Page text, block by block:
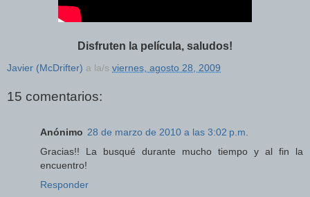
Disfruten la película, saludos!
Javier (McDrifter) a la/s viernes, agosto 28, 2009
15 comentarios:
Anónimo 28 de marzo de 2010 a las 3:02 p.m.
Gracias!! La busqué durante mucho tiempo y al fin la
encuentro!
Responder